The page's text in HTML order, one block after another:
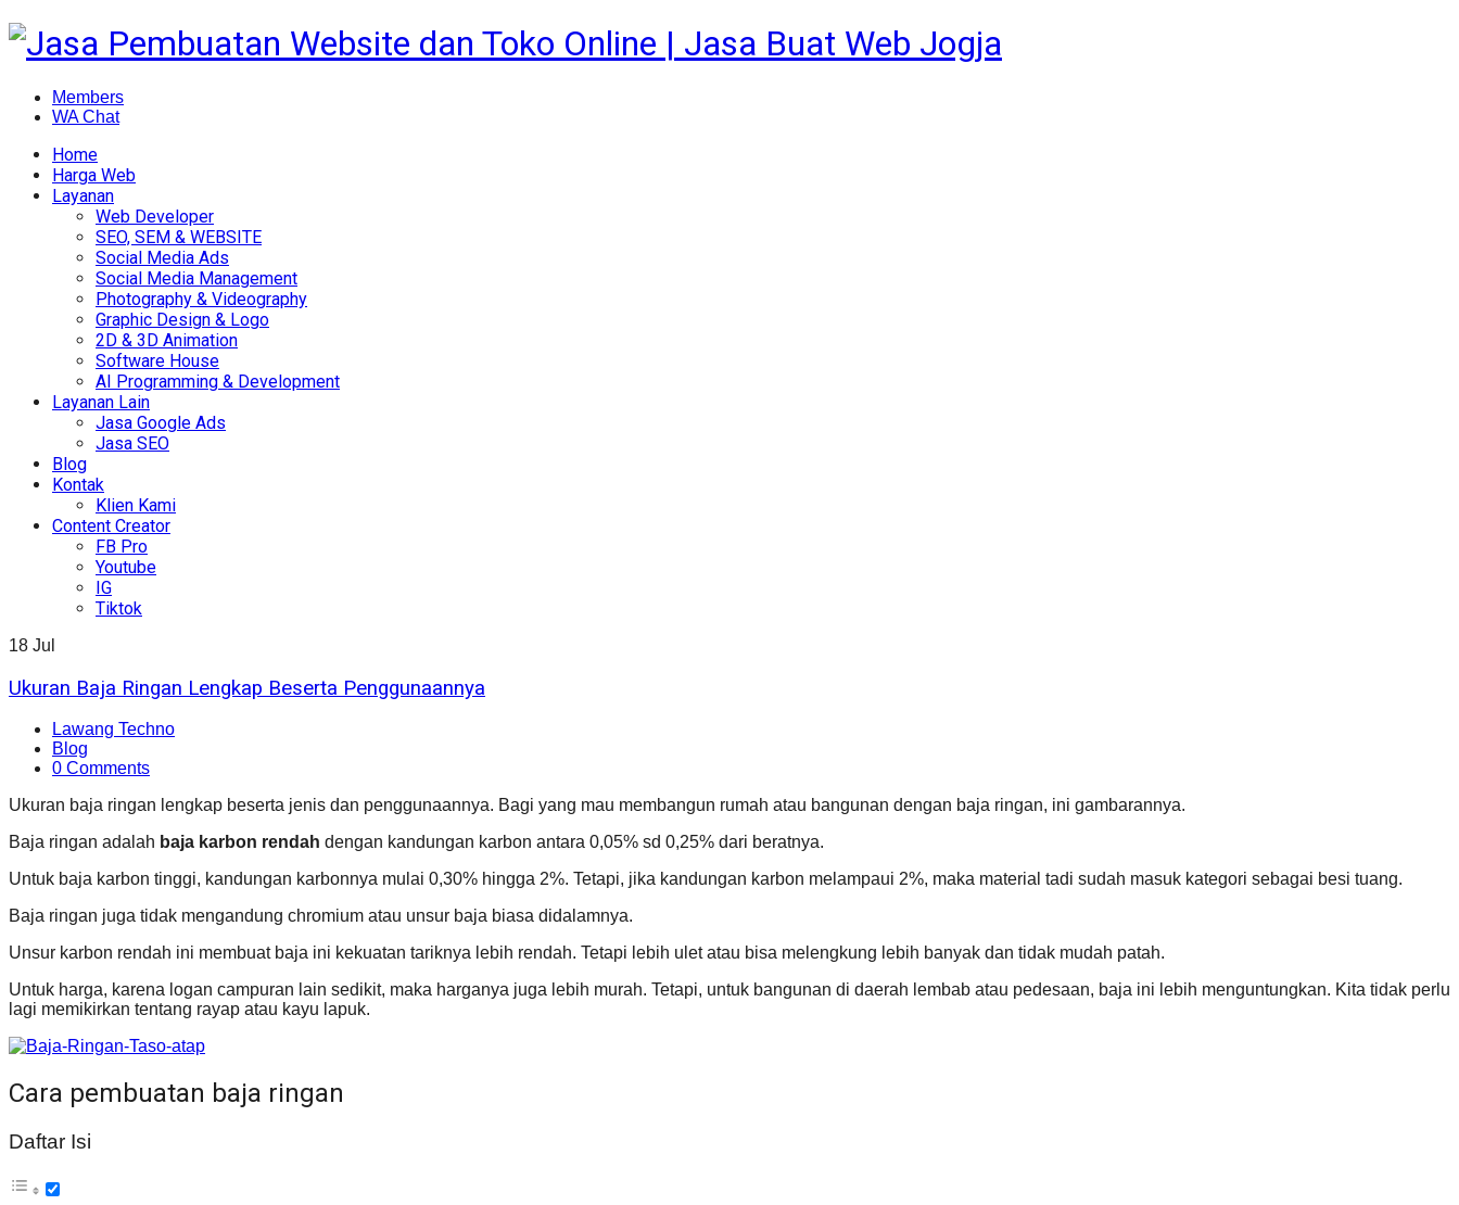
Members
WA Chat
Home
Harga Web
Layanan
Web Developer
SEO, SEM & WEBSITE
Social Media Ads
Social Media Management
Photography & Videography
Graphic Design & Logo
2D & 3D Animation
Software House
AI Programming & Development
Layanan Lain
Jasa Google Ads
Jasa SEO
Blog
Kontak
Klien Kami
Content Creator
FB Pro
Youtube
IG
Tiktok
18 Jul
Ukuran Baja Ringan Lengkap Beserta Penggunaannya
Lawang Techno
Blog
0 Comments
Ukuran baja ringan lengkap beserta jenis dan penggunaannya. Bagi yang mau membangun rumah atau bangunan dengan baja ringan, ini gambarannya.
Baja ringan adalah baja karbon rendah dengan kandungan karbon antara 0,05% sd 0,25% dari beratnya.
Untuk baja karbon tinggi, kandungan karbonnya mulai 0,30% hingga 2%. Tetapi, jika kandungan karbon melampaui 2%, maka material tadi sudah masuk kategori sebagai besi tuang.
Baja ringan juga tidak mengandung chromium atau unsur baja biasa didalamnya.
Unsur karbon rendah ini membuat baja ini kekuatan tariknya lebih rendah. Tetapi lebih ulet atau bisa melengkung lebih banyak dan tidak mudah patah.
Untuk harga, karena logan campuran lain sedikit, maka harganya juga lebih murah. Tetapi, untuk bangunan di daerah lembab atau pedesaan, baja ini lebih menguntungkan. Kita tidak perlu
lagi memikirkan tentang rayap atau kayu lapuk.
Cara pembuatan baja ringan
Daftar Isi